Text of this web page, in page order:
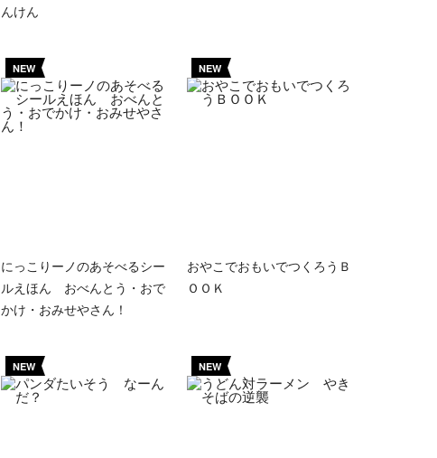
んけん
NEW
にっこりーノのあそべるシー
ルえほん おべんとう・おで
かけ・おみせやさん！
NEW
おやこでおもいでつくろうＢ
ＯＯＫ
NEW NEW